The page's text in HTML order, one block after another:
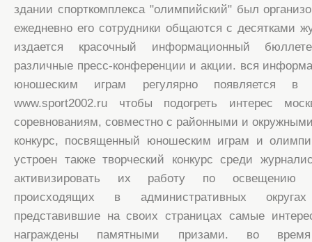
здании спорткомплекса "олимпийский" был
ежедневно его сотрудники общаются с десятками
издается красочный информационный
различные пресс-конференции и акции. вся
юношеским играм регулярно появляется в
www.sport2002.ru чтобы подогреть интерес
соревнованиям, совместно с районными и
конкурс, посвященный юношеским играм и
устроен также творческий конкурс среди
активизировать их работу по освещению
происходящих в административных
представившие на своих страницах самые
награждены памятными призами. во